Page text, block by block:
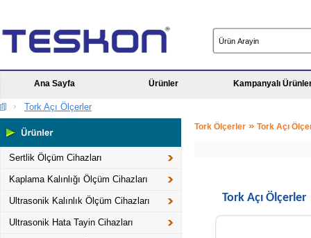
Ana Sayfa Ürünler Kampanyalı
Tork Açı Ölçerler
Sertlik Ölçüm Cihazları
Kaplama Kalınlığı Ölçüm Cihazları
Ultrasonik Kalınlık Ölçüm Cihazları
Ultrasonik Hata Tayin Cihazları
Tork Ölçerler » Tork Açı
Tork Açı Ölçerler